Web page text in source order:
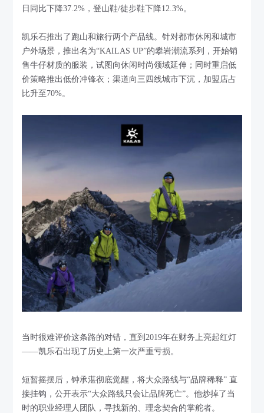
日同比下降37.2%，登山鞋/徒步鞋下降12.3%。
凯乐石推出了跑山和旅行两个产品线。针对都市休闲和城市
户外场景，推出名为“KAILAS UP”的攀岩潮流系列，开始销
售牛仔材质的服装，试图向休闲时尚领域延伸；同时重启低
价策略推出低价冲锋衣；渠道向三四线城市下沉，加盟店占
比升至70%。
当时很难评价这条路的对错，直到2019年在财务上亮起红灯
——凯乐石出现了历史上第一次严重亏损。
短暂摇摆后，钟承湛彻底觉醒，将大众路线与“品牌稀释” 直
接挂钩，公开表示“大众路线只会让品牌死亡”。他炒掉了当
时的职业经理人团队，寻找新的、理念契合的掌舵者。